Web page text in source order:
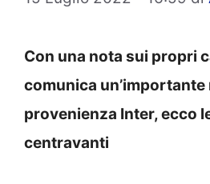
Con una nota sui propri
comunica
provenienza Inter, ecco
centravanti